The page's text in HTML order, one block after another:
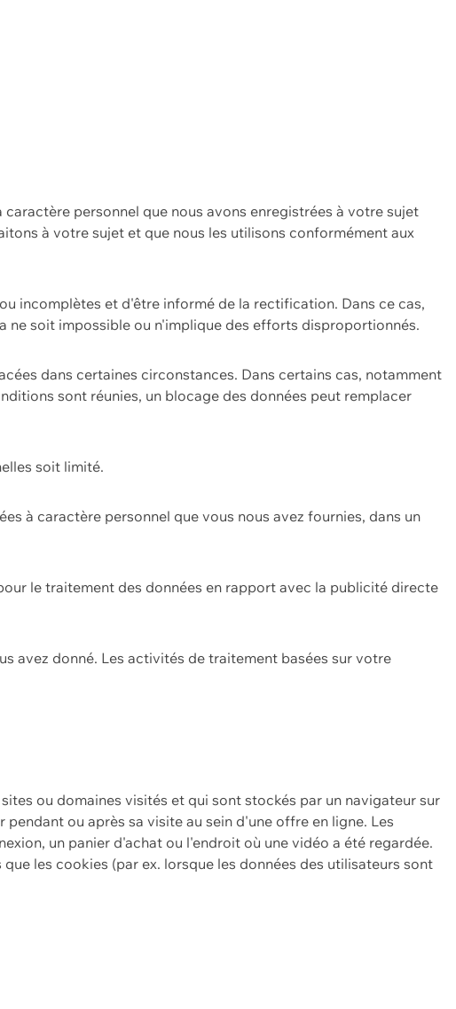
personnel que nous avons enregistrées à votre sujet
à votre sujet et que nous les utilisons conformément aux
incomplètes et d'être informé de la rectification. Dans ce cas,
ne soit impossible ou n'implique des efforts disproportionnés.
dans certaines circonstances. Dans certains cas, notamment
sont réunies, un blocage des données peut remplacer
soit limité.
à caractère personnel que vous nous avez fournies, dans un
le traitement des données en rapport avec la publicité directe
avez donné. Les activités de traitement basées sur votre
ou domaines visités et qui sont stockés par un navigateur sur
ou après sa visite au sein d'une offre en ligne. Les
un panier d'achat ou l'endroit où une vidéo a été regardée.
les cookies (par ex. lorsque les données des utilisateurs sont